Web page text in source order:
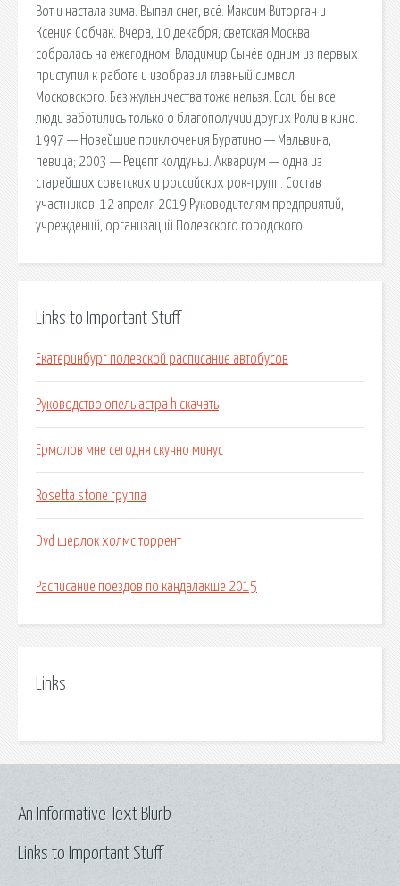
Вот и настала зима. Выпал снег, всё. Максим Виторган и
Ксения Собчак. Вчера, 10 декабря, светская Москва
собралась на ежегодном. Владимир Сычёв одним из первых
приступил к работе и изобразил главный символ
Московского. Без жульничества тоже нельзя. Если бы все
люди заботились только о благополучии других Роли в кино.
1997 — Новейшие приключения Буратино — Мальвина,
певица; 2003 — Рецепт колдуньи. Аквариум — одна из
старейших советских и российских рок-групп. Состав
участников. 12 апреля 2019 Руководителям предприятий,
учреждений, организаций Полевского городского.
Links to Important Stuff
Екатеринбург полевской расписание автобусов
Руководство опель астра h скачать
Ермолов мне сегодня скучно минус
Rosetta stone группа
Dvd шерлок холмс торрент
Расписание поездов по кандалакше 2015
Links
Links to Important Stuff
An Informative Text Blurb